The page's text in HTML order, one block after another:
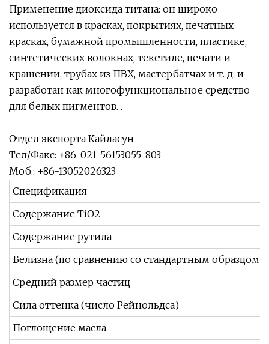
Применение диоксида титана: он широко
используется в красках, покрытиях, печатных
красках, бумажной промышленности, пластике,
синтетических волокнах, текстиле, печати и
крашении, трубах из ПВХ, мастербатчах и т. д. и
разработан как многофункциональное средство
для белых пигментов. .
Отдел экспорта Кайласун
Тел/Факс: +86-021-56153055-803
Моб.: +86-13052026323
Спецификация
Содержание TiO2
Содержание рутила
Белизна (по сравнению со стандартным образцом)
Средний размер частиц
Сила оттенка (число Рейнольдса)
Поглощение масла